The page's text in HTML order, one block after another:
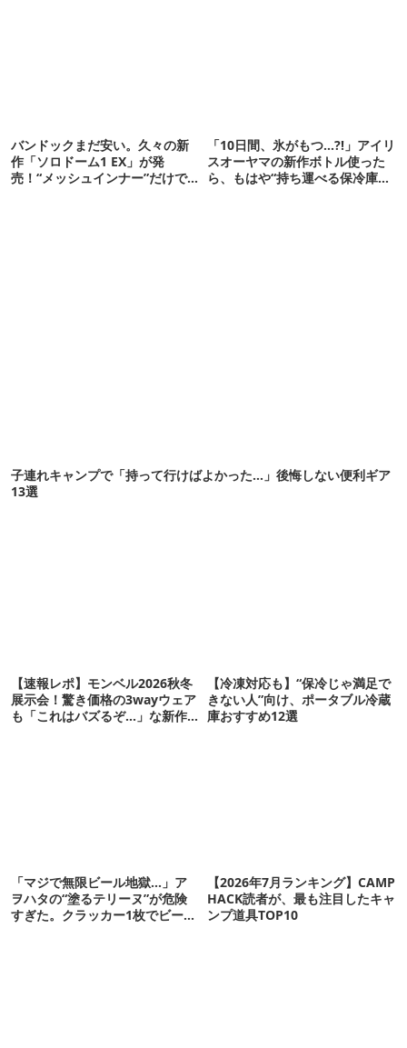
バンドックまだ安い。久々の新
作「ソロドーム1 EX」が発
売！“メッシュインナー”だけで
「10日間、氷がもつ…?!」アイリ
スオーヤマの新作ボトル使った
ら、もはや“持ち運べる保冷庫
子連れキャンプで「持って行けばよかった…」後悔しない便利ギア
13選
【速報レポ】モンベル2026秋冬
展示会！驚き価格の3wayウェア
も「これはバズるぞ…」な新作
【冷凍対応も】“保冷じゃ満足で
きない人”向け、ポータブル冷蔵
庫おすすめ12選
「マジで無限ビール地獄…」ア
ヲハタの“塗るテリーヌ”が危険
すぎた。クラッカー1枚でビール
【2026年7月ランキング】CAMP
HACK読者が、最も注目したキャ
ンプ道具TOP10